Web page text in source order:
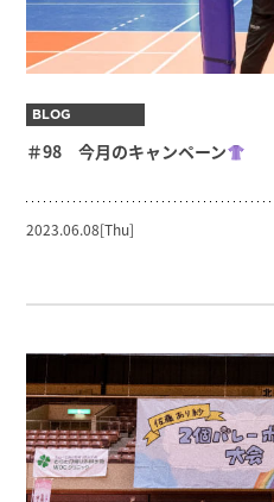
BLOG
＃98 今月のキャンペーン
2023.06.08[Thu]